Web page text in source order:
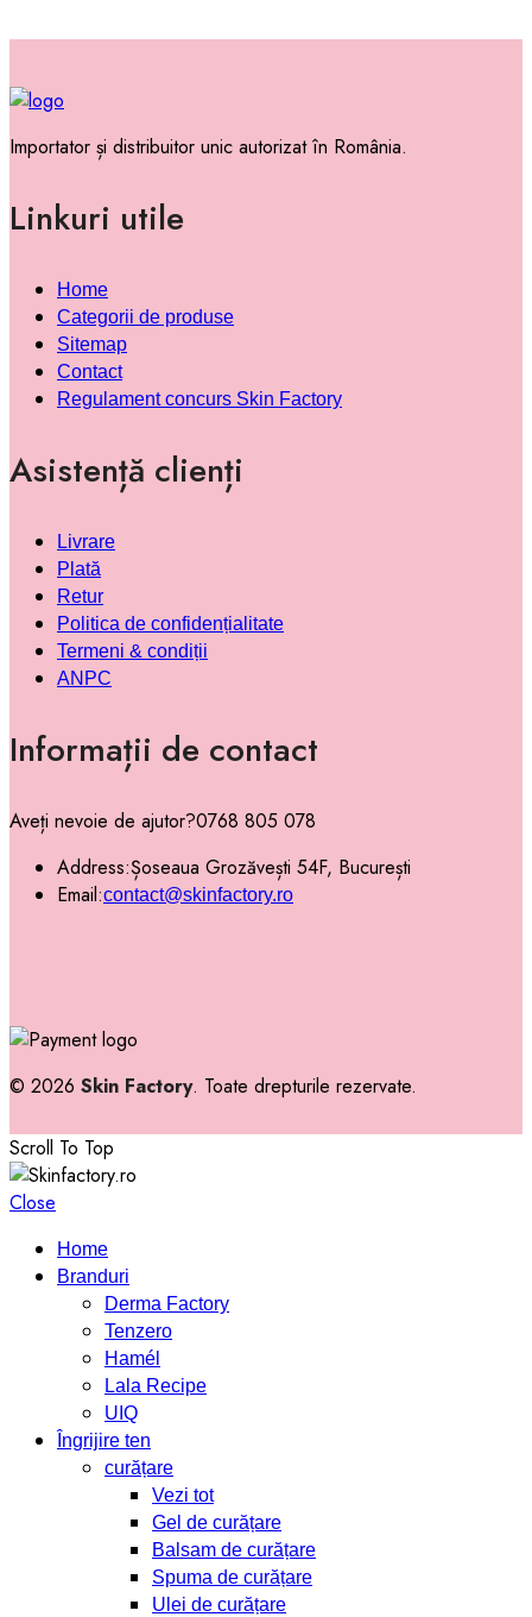
Importator și distribuitor unic autorizat în România.
Linkuri utile
Home
Categorii de produse
Sitemap
Contact
Regulament concurs Skin Factory
Asistență clienți
Livrare
Plată
Retur
Politica de confidențialitate
Termeni & condiții
ANPC
Informații de contact
Aveți nevoie de ajutor?0768 805 078
Address:Șoseaua Grozăvești 54F, București
Email:contact@skinfactory.ro
© 2026 Skin Factory. Toate drepturile rezervate.
Scroll To Top
Close
Home
Branduri
Derma Factory
Tenzero
Hamél
Lala Recipe
UIQ
Îngrijire ten
curățare
Vezi tot
Gel de curățare
Balsam de curățare
Spuma de curățare
Ulei de curățare